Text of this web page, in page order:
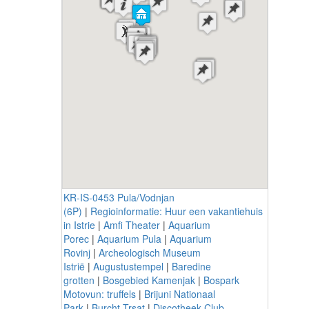
KR-IS-0453 Pula/Vodnjan
(6P) | Regioinformatie: Huur een vakantiehuis
in Istrie | Amfi Theater | Aquarium
Porec | Aquarium Pula | Aquarium
Rovinj | Archeologisch Museum
Istrië | Augustustempel | Baredine
grotten | Bosgebied Kamenjak | Bospark
Motovun: truffels | Brijuni Nationaal